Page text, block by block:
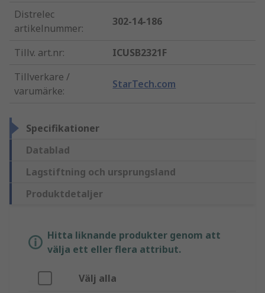
Distrelec
artikelnummer:
302-14-186
Tillv. art.nr:
ICUSB2321F
Tillverkare /
varumärke:
StarTech.com
Specifikationer
Datablad
Lagstiftning och ursprungsland
Produktdetaljer
Hitta liknande produkter genom att
välja ett eller flera attribut.
Välj alla